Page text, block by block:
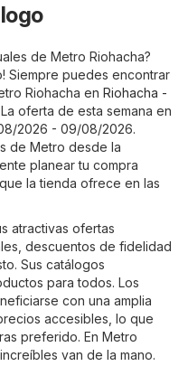
de Metro Riohacha?
Siempre puedes encontrar
Riohacha en Riohacha -
oferta de esta semana en
2026 - 09/08/2026.
de Metro desde la
planear tu compra
la tienda ofrece en las
atractivas ofertas
descuentos de fidelidad
Sus catálogos
para todos. Los
con una amplia
accesibles, lo que
preferido. En Metro
van de la mano.